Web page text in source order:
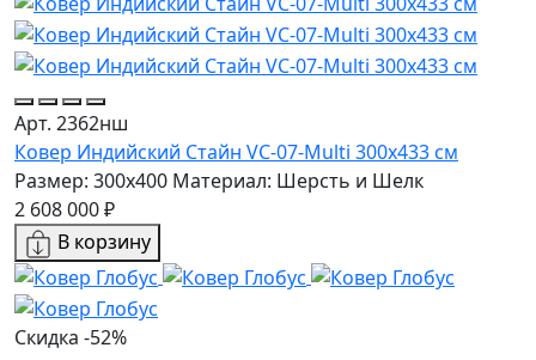
Арт. 2362нш
Ковер Индийский Стайн VC-07-Multi 300x433 см
Размер: 300x400 Материал: Шерсть и Шелк
2 608 000 ₽
В корзину
Скидка -52%